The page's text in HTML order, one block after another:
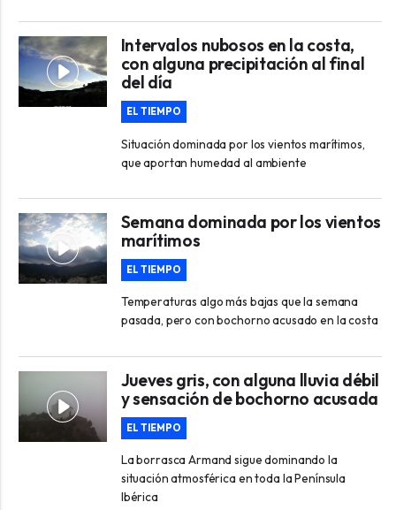
Intervalos nubosos en la costa,
con alguna precipitación al final
del día
EL TIEMPO
Situación dominada por los vientos marítimos,
que aportan humedad al ambiente
Semana dominada por los vientos
marítimos
EL TIEMPO
Temperaturas algo más bajas que la semana
pasada, pero con bochorno acusado en la costa
Jueves gris, con alguna lluvia débil
y sensación de bochorno acusada
EL TIEMPO
La borrasca Armand sigue dominando la
situación atmosférica en toda la Península
Ibérica